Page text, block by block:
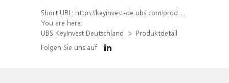
Short URL: https://keyinvest-de.ubs.com/produkt/detail/index/isin/DE000WA8GRL2
You are here:
UBS KeyInvest Deutschland
Produktdetail
Folgen Sie uns auf